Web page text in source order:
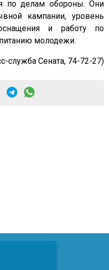
по делам обороны. Они
кампании, уровень
оснащения и работу по
молодежи.
служба Сената, 74-72-27)